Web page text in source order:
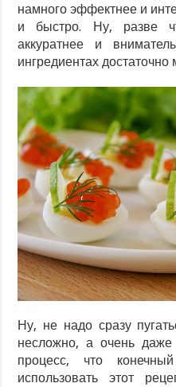
намного эффектнее и
и быстро. Ну, разве
аккуратнее и
ингредиентах достаточно
Ну, не надо сразу
несложно, а очень даже
процесс, что
использовать этот